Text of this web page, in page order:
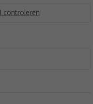
controleren